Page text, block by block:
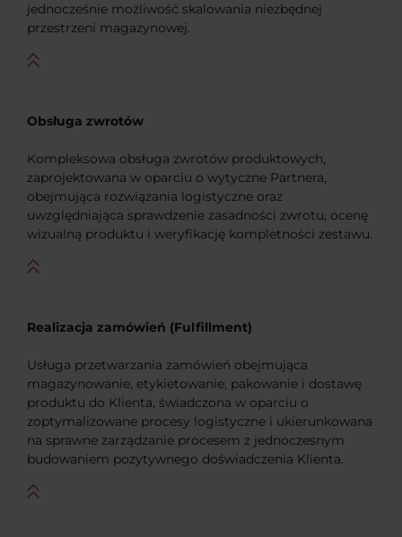
jednocześnie możliwość skalowania niezbędnej
przestrzeni magazynowej.
Obsługa zwrotów
Kompleksowa obsługa zwrotów produktowych,
zaprojektowana w oparciu o wytyczne Partnera,
obejmująca rozwiązania logistyczne oraz
uwzględniająca sprawdzenie zasadności zwrotu, ocenę
wizualną produktu i weryfikację kompletności zestawu.
Realizacja zamówień (Fulfillment)
Usługa przetwarzania zamówień obejmująca
magazynowanie, etykietowanie, pakowanie i dostawę
produktu do Klienta, świadczona w oparciu o
zoptymalizowane procesy logistyczne i ukierunkowana
na sprawne zarządzanie procesem z jednoczesnym
budowaniem pozytywnego doświadczenia Klienta.